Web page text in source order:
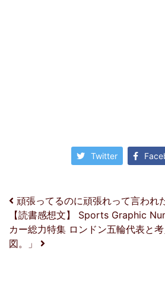
Twitter
投稿ナビゲーシ
頑張ってるのに頑張れって言われ
【読書感想文】 Sports Graphic
カー総力特集 ロンドン五輪代表と
図。」